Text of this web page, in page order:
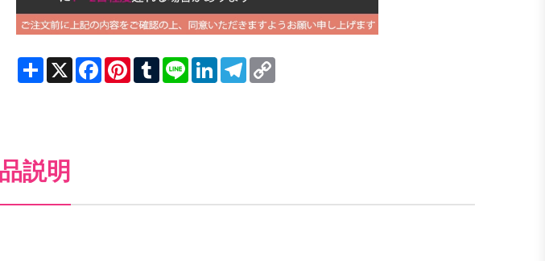
ShareX FacebookPinterestTumblrLine LinkedInTelegram
説明